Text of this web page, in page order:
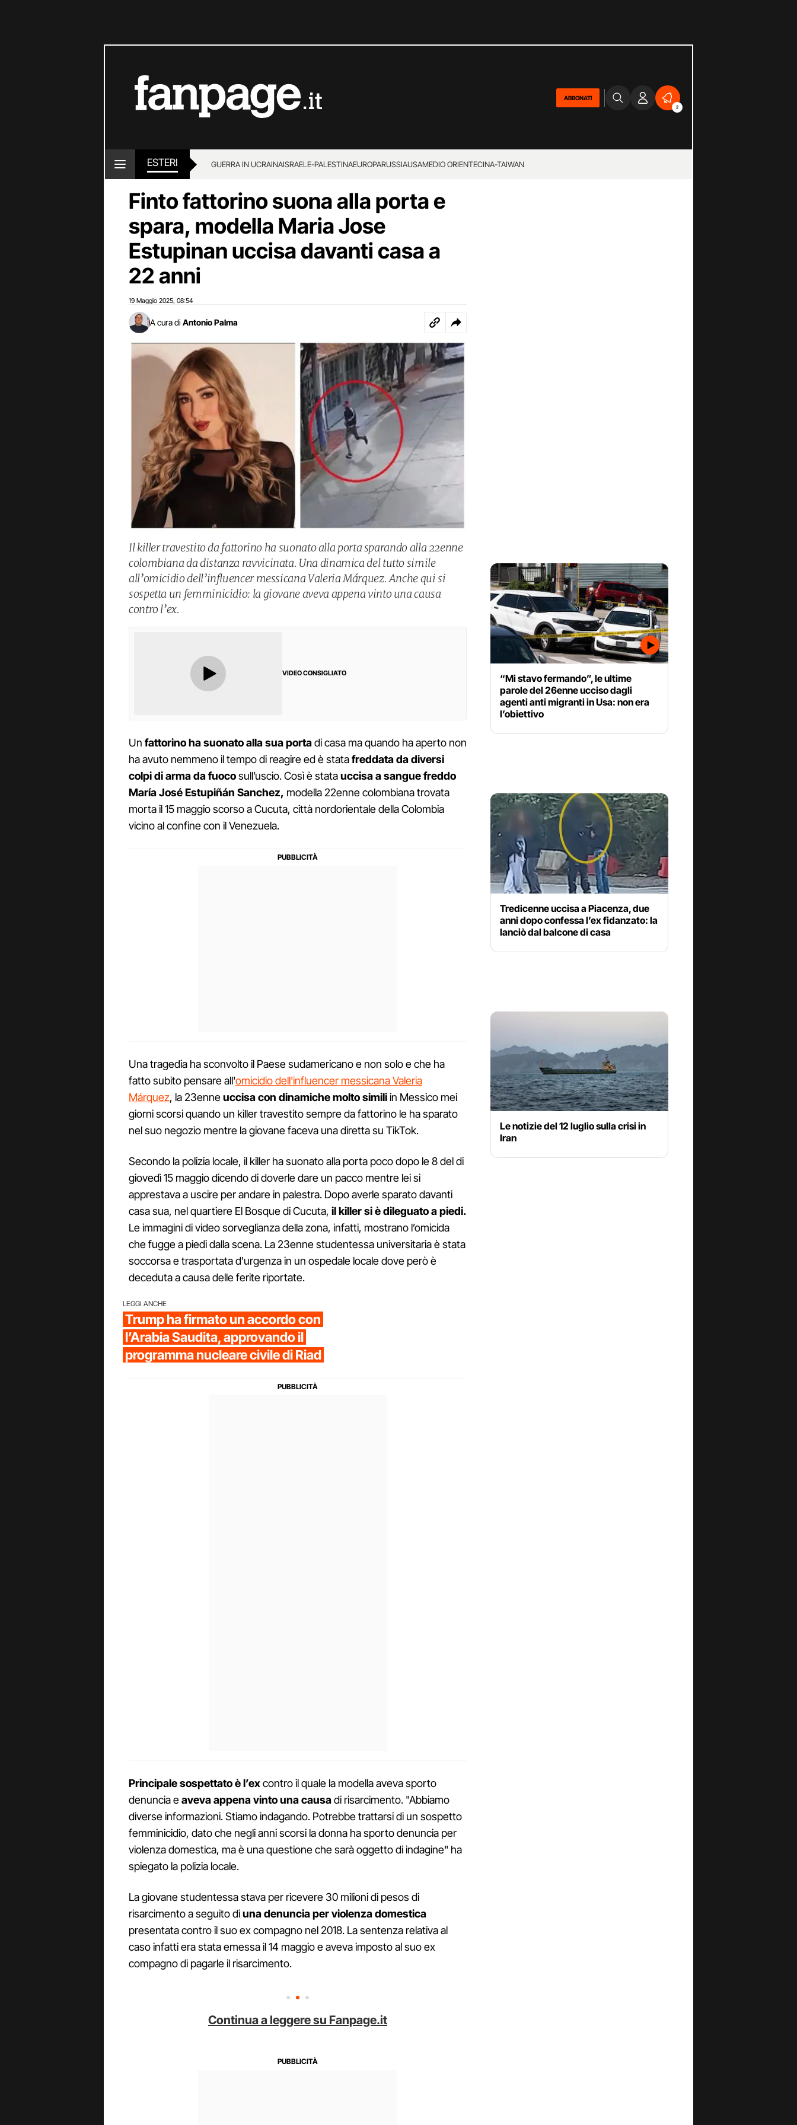
ABBONATI
2
ESTERI GUERRA IN UCRAINAISRAELE-PALESTINAEUROPARUSSIAUSAMEDIO ORIENTECINA-TAIWAN
Finto fattorino suona alla porta e
spara, modella Maria Jose
Estupinan uccisa davanti casa a
22 anni
19 Maggio 2025 08:54
A cura di Antonio Palma
Il killer travestito da fattorino ha suonato alla porta sparando alla 22enne
colombiana da distanza ravvicinata. Una dinamica del tutto simile
all’omicidio dell’influencer messicana Valeria Márquez. Anche qui si
sospetta un femminicidio: la giovane aveva appena vinto una causa
contro l’ex.
VIDEO CONSIGLIATO
Un fattorino ha suonato alla sua portadi casa ma quando ha aperto non
ha avuto nemmeno il tempo di reagire ed è statafreddata da diversi
colpi di arma da fuocosull’uscio. Così è statauccisa a sangue freddo
María José Estupiñán Sanchez, modella 22enne colombiana trovata
morta il 15 maggio scorso a Cucuta, città nordorientale della Colombia
vicino al confine con il Venezuela.
Una tragedia ha sconvolto il Paese sudamericano e non solo e che ha
fatto subito pensare all'omicidio dell'influencer messicana Valeria
Márquez, la 23enneuccisa con dinamiche molto similiin Messico mei
giorni scorsi quando un killer travestito sempre da fattorino le ha sparato
nel suo negozio mentre la giovane faceva una diretta su TikTok.
Secondo la polizia locale, il killer ha suonato alla porta poco dopo le 8 del di
giovedì 15 maggio dicendo di doverle dare un pacco mentre lei si
apprestava a uscire per andare in palestra. Dopo averle sparato davanti
casa sua, nel quartiere El Bosque di Cucuta, il killer si è dileguato a piedi.
Le immagini di video sorveglianza della zona, infatti, mostrano l’omicida
che fugge a piedi dalla scena. La 23enne studentessa universitaria è stata
soccorsa e trasportata d'urgenza in un ospedale locale dove però è
deceduta a causa delle ferite riportate.
LEGGI ANCHE
Trump ha firmato un accordo con
l’Arabia Saudita, approvando il
programma nucleare civile di Riad
Principale sospettato è l’excontro il quale la modella aveva sporto
denuncia eaveva appena vinto una causadi risarcimento. "Abbiamo
diverse informazioni. Stiamo indagando. Potrebbe trattarsi di un sospetto
femminicidio, dato che negli anni scorsi la donna ha sporto denuncia per
violenza domestica, ma è una questione che sarà oggetto di indagine" ha
spiegato la polizia locale.
La giovane studentessa stava per ricevere 30 milioni di pesos di
risarcimento a seguito diuna denuncia per violenza domestica
presentata contro il suo ex compagno nel 2018. La sentenza relativa al
caso infatti era stata emessa il 14 maggio e aveva imposto al suo ex
compagno di pagarle il risarcimento.
Continua a leggere su Fanpage.it
“Mi stavo fermando”, le ultime
parole del 26enne ucciso dagli
agenti anti migranti in Usa: non era
l’obiettivo
Tredicenne uccisa a Piacenza, due
anni dopo confessa l’ex fidanzato: la
lanciò dal balcone di casa
Le notizie del 12 luglio sulla crisi in
Iran